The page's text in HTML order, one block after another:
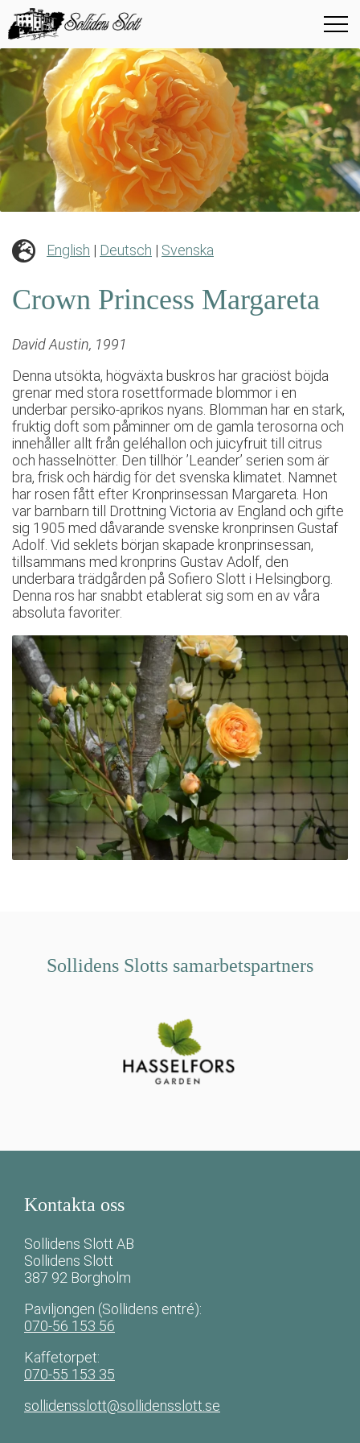
English | Deutsch | Svenska
Crown Princess Margareta
David Austin, 1991
Denna utsökta, högväxta buskros har graciöst böjda
grenar med stora rosettformade blommor i en
underbar persiko-aprikos nyans. Blomman har en stark,
fruktig doft som påminner om de gamla terosorna och
innehåller allt från geléhallon och juicyfruit till citrus
och hasselnötter. Den tillhör ’Leander’ serien som är
bra, frisk och härdig för det svenska klimatet. Namnet
har rosen fått efter Kronprinsessan Margareta. Hon
var barnbarn till Drottning Victoria av England och gifte
sig 1905 med dåvarande svenske kronprinsen Gustaf
Adolf. Vid seklets början skapade kronprinsessan,
tillsammans med kronprins Gustav Adolf, den
underbara trädgården på Sofiero Slott i Helsingborg.
Denna ros har snabbt etablerat sig som en av våra
absoluta favoriter.
Sollidens Slotts samarbetspartners
Kontakta oss
Sollidens Slott AB
Sollidens Slott
387 92 Borgholm
Paviljongen (Sollidens entré):
070-56 153 56
Kaffetorpet:
070-55 153 35
sollidensslott@sollidensslott.se